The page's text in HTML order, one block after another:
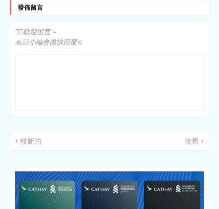
發佈留言
✍🏻歡迎留言～
🙏🏻小編會盡快回覆☺️
較新的 較舊